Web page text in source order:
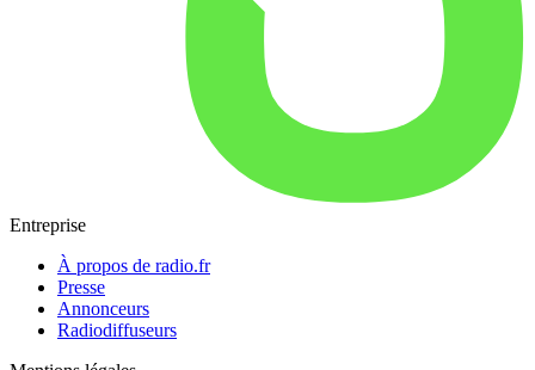
Entreprise
À propos de radio.fr
Presse
Annonceurs
Radiodiffuseurs